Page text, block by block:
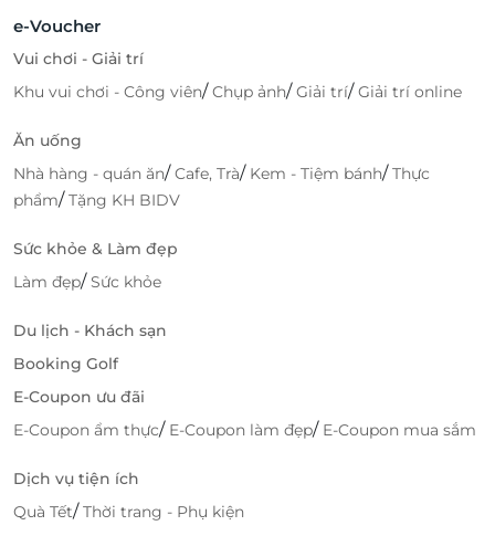
e-Voucher
Vui chơi - Giải trí
Khu vui chơi - Công viên/Chụp ảnh/Giải trí/Giải trí online
Ăn uống
Nhà hàng - quán ăn/Cafe, Trà/ Kem - Tiệm bánh/Thực
phẩm/Tặng KH BIDV
Sức khỏe & Làm đẹp
Làm đẹp/Sức khỏe
Du lịch - Khách sạn
Booking Golf
E-Coupon ưu đãi
E-Coupon ẩm thực/ E-Coupon làm đẹp/ E-Coupon mua sắm
Dịch vụ tiện ích
Quà Tết/Thời trang - Phụ kiện